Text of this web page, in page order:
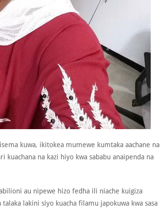
kuwa, ikitokea mumewe kumtaka aachane na
kuachana na kazi hiyo kwa sababu anaipenda na
au nipewe hizo fedha ili niache kuigiza
lakini siyo kuacha filamu japokuwa kwa sasa